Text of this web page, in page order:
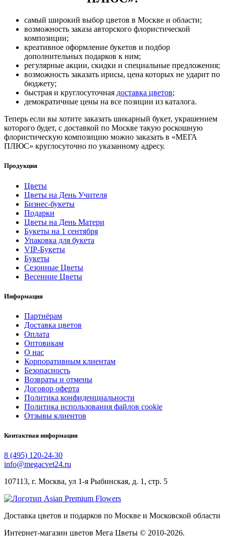
самый широкий выбор цветов в Москве и области;
возможность заказа авторского флористической
композиции;
креативное оформление букетов и подбор
дополнительных подарков к ним;
регулярные акции, скидки и специальные предложения;
возможность заказать ирисы, цена которых не ударит по
бюджету;
быстрая и круглосуточная доставка цветов;
демократичные цены на все позиции из каталога.
Теперь если вы хотите заказать шикарный букет, украшением
которого будет, с доставкой по Москве такую роскошную
флористическую композицию можно заказать в «МЕГА
ПЛЮС» круглосуточно по указанному адресу.
Продукция
Цветы
Цветы на День Учителя
Бизнес-букеты
Подарки
Цветы на День Матери
Букеты на 1 сентября
Упаковка для букета
VIP-Букеты
Букеты
Сезонные Цветы
Весенние Цветы
Информация
Партнёрам
Доставка цветов
Оплата
Оптовикам
О нас
Корпоративным клиентам
Безопасность
Возвраты и отмены
Договор оферта
Политика конфиденциальности
Политика использования файлов cookie
Отзывы клиентов
Контактная информация
8 (495) 120-24-30
info@megacvet24.ru
107113, г. Москва, ул 1-я Рыбинская, д. 1, стр. 5
Доставка цветов и подарков по Москве и Московской области
Интернет-магазин цветов Мега Цветы © 2010-2026.